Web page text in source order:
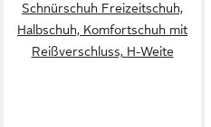
Schnürschuh Freizeitschuh,
Halbschuh, Komfortschuh mit
Reißverschluss, H-Weite